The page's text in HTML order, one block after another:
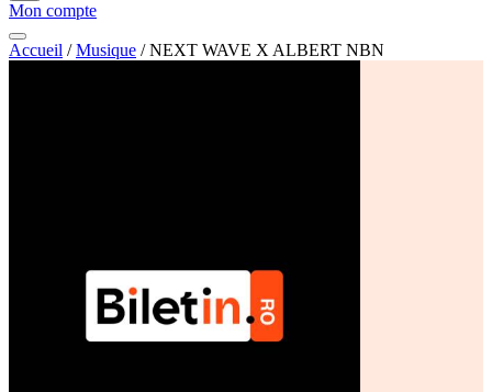
Mon compte
Accueil / Musique / NEXT WAVE X ALBERT NBN